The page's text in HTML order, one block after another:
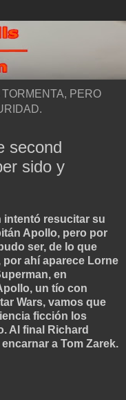
PERO
second
sido y
intentó resucitar su
Apollo, pero por
ser, de lo que
ahí aparece Lorne
en
un tío con
Wars, vamos que
ficción los
Al final Richard
a Tom Zarek.